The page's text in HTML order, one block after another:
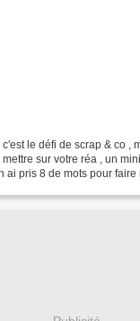
le défi de scrap & co ,
sur votre réa , un
ai pris 8 de mots pour